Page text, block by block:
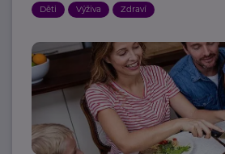
Děti Výživa Zdraví